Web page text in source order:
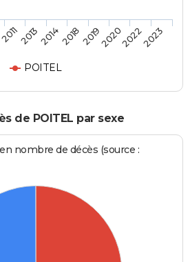
POITEL
20112013201420182019202020222023
de POITEL par sexe
nombre de décès (source :